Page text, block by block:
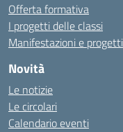
Offerta formativa
I progetti delle classi
Manifestazioni e progetti
Novità
Le notizie
Le circolari
Calendario eventi